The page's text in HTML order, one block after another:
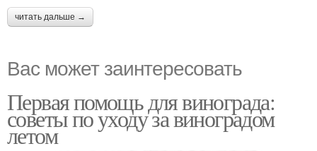
читать дальше →
Вас может заинтересовать
Первая помощь для винограда:
советы по уходу за виноградом
летом